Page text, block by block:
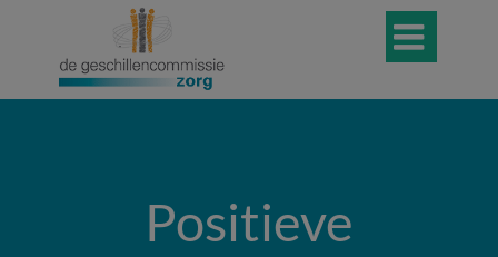

Positieve